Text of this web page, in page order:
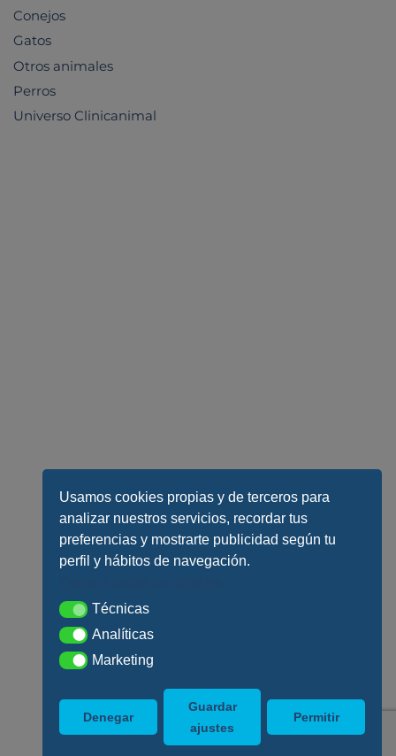
Conejos
Gatos
Otros animales
Perros
Universo Clinicanimal
Usamos cookies propias y de terceros para
analizar nuestros servicios, recordar tus
preferencias y mostrarte publicidad según tu
perfil y hábitos de navegación.
TécnicasTécnicas
AnalíticasAnalíticas
MarketingMarketing
Denegar
Guardar
ajustes
Permitir